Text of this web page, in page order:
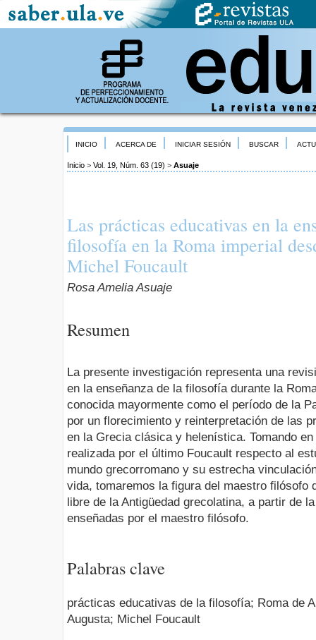
INICIO ACERCA DE INICIAR SESIÓN BUSCAR
Inicio > Vol. 19, Núm. 63 (19) > Asuaje
Las prácticas educativas en la
filosofía en la Roma imperial
Michel Foucault
Rosa Amelia Asuaje
Resumen
La presente investigación representa una
en la enseñanza de la filosofía durante la
conocida mayormente como el período de la
por un florecimiento y reinterpretación de las
en la Grecia clásica y helenística. Tomando
realizada por el último Foucault respecto al
mundo grecorromano y su estrecha
vida, tomaremos la figura del maestro filósofo
libre de la Antigüedad grecolatina, a partir de
enseñadas por el maestro filósofo.
Palabras clave
prácticas educativas de la filosofía; Roma de
Augusta; Michel Foucault